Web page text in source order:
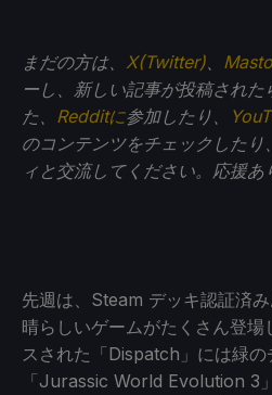
まだの方は、 X(Twitter)
ーし、新しい記事が投稿され
た、 Redditに参加したり、
のコンテンツをチェックした
ィと交流してください。応援あ
先週は、Steam デッキ認証済
晴らしいゲームがたくさん登
スされた「Dispatch」には緑の
「Jurassic World Evolution 3